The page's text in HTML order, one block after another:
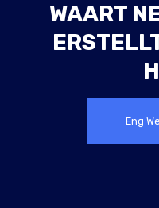
WAART
Eng